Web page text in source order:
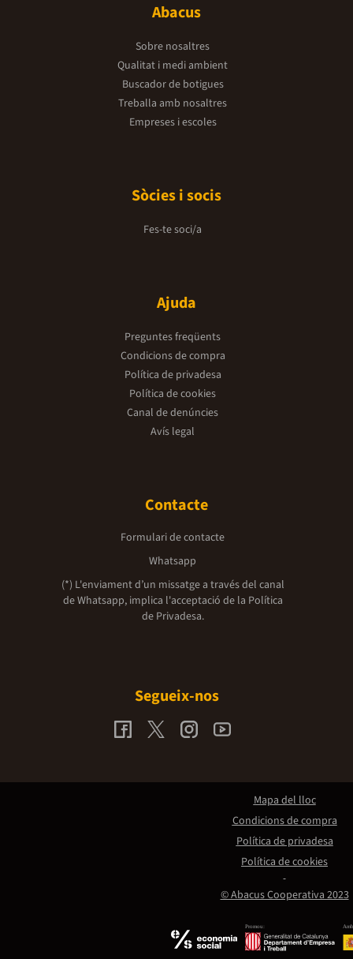
Abacus
Sobre nosaltres
Qualitat i medi ambient
Buscador de botigues
Treballa amb nosaltres
Empreses i escoles
Sòcies i socis
Fes-te soci/a
Ajuda
Preguntes freqüents
Condicions de compra
Política de privadesa
Política de cookies
Canal de denúncies
Avís legal
Contacte
Formulari de contacte
Whatsapp
(*) L'enviament d’un missatge a través del canal
de Whatsapp, implica l'acceptació de la Política
de Privadesa.
Segueix-nos
Promou:
© Abacus Cooperativa 2023
Mapa del lloc
Condicions de compra
Política de privadesa
Política de cookies